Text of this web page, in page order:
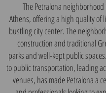
The Petralona
Athens, offering a high quality of
bustling city center. The
construction and traditional
parks and well-kept public
to public transportation, leading
venues, has made Petralona a